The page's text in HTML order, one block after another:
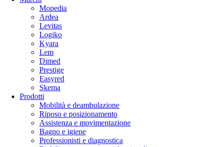
Mopedia
Ardea
Levitas
Logiko
Kyara
Lem
Dimed
Prestige
Easyred
Skema
Prodotti
Mobilità e deambulazione
Riposo e posizionamento
Assistenza e movimentazione
Bagno e igiene
Professionisti e diagnostica